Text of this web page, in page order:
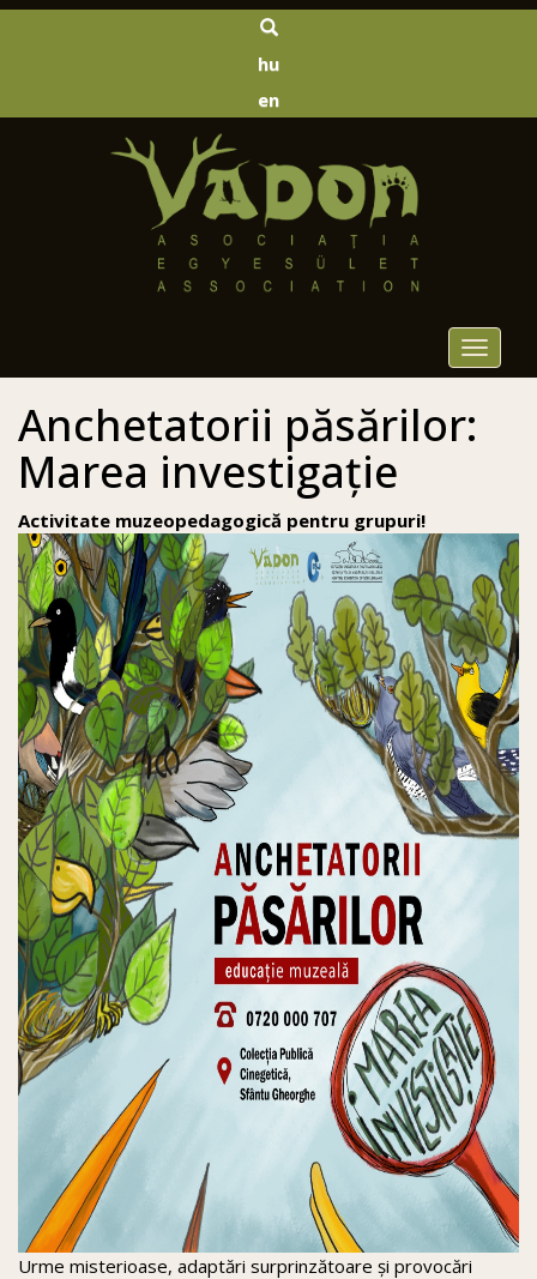
hu
en
Toggle
Anchetatorii păsărilor:
Marea investigație
Activitate muzeopedagogică pentru grupuri!
Urme misterioase, adaptări surprinzătoare și provocări